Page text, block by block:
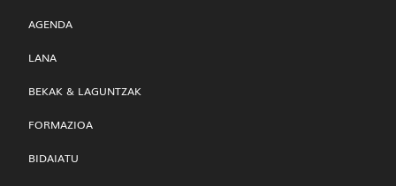
AGENDA
LANA
BEKAK & LAGUNTZAK
FORMAZIOA
BIDAIATU